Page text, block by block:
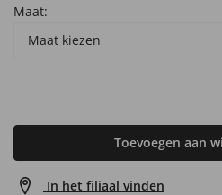
Maat:
Maat kiezen
Toevoegen aan
In het filiaal vinden